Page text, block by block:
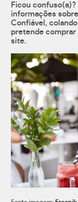
Ficou
informações
Confiável,
pretende comprar
site.